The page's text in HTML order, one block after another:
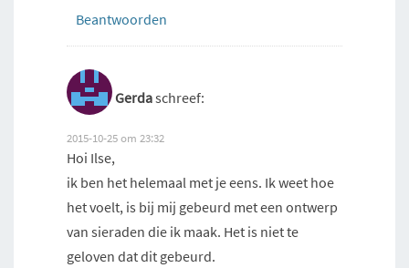
Beantwoorden
Gerdaschreef:
2015-10-25 om 23:32
Hoi Ilse,
ik ben het helemaal met je eens. Ik weet hoe
het voelt, is bij mij gebeurd met een ontwerp
van sieraden die ik maak. Het is niet te
geloven dat dit gebeurd.